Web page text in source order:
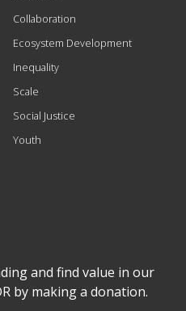
Collaboration
Ecosystem Development
Inequality
Scale
Social Justice
Youth
and find value in our
by making a donation.